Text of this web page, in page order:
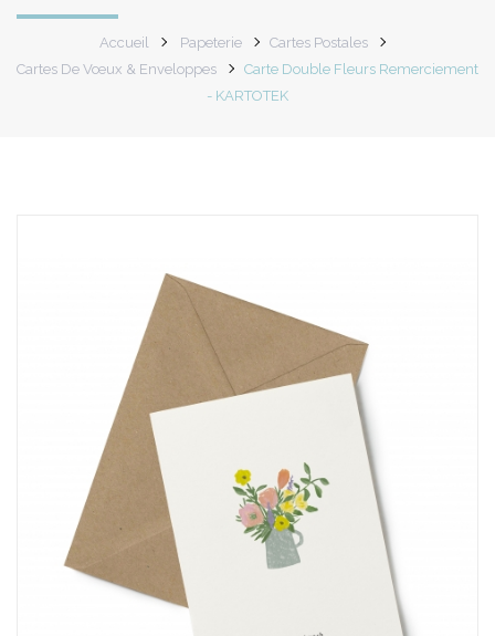
Accueil Papeterie
Cartes Postales
Cartes De Vœux & Enveloppes
Carte Double Fleurs Remerciement
- KARTOTEK